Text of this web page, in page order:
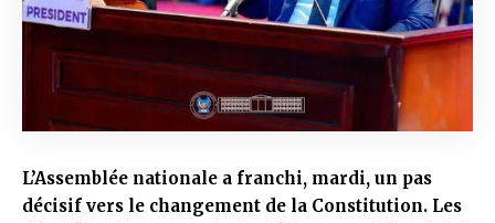
L’Assemblée nationale a franchi, mardi, un pas
décisif vers le changement de la Constitution. Les